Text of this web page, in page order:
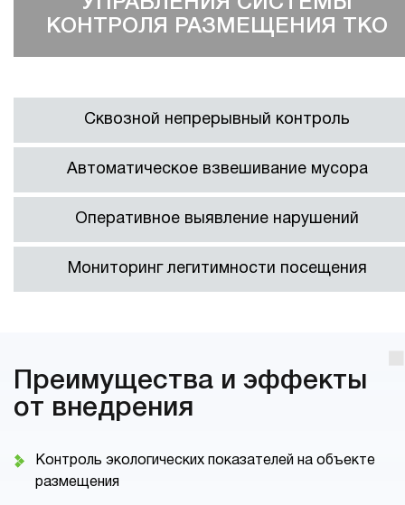
КОНТРОЛЯ РАЗМЕЩЕНИЯ ТКО
Сквозной непрерывный контроль
Автоматическое взвешивание мусора
Оперативное выявление нарушений
Мониторинг легитимности посещения
Преимущества и эффекты
от внедрения
Контроль экологических показателей на объекте
размещения